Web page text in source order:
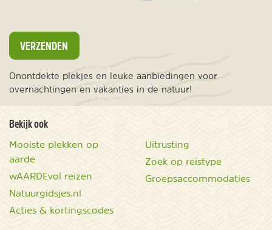
VERZENDEN
Onontdekte plekjes en leuke aanbiedingen voor
overnachtingen en vakanties in de natuur!
Bekijk ook
Mooiste plekken op
aarde
wAARDEvol reizen
Natuurgidsjes.nl
Acties & kortingscodes
Uitrusting
Zoek op reistype
Groepsaccommodaties